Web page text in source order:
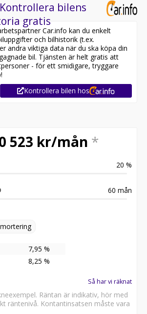
Denny Söderqvist 035 - 295 04 51
bilens
gratis
Car.info kan du enkelt
och bilhistorik (t.ex.
andra viktiga data när du ska köpa din
bil. Tjänsten är helt gratis att
- för ett smidigare, tryggare
Kontrollera bilen hos
523 kr/mån *
20 %
60 mån
7,95 %
8,25 %
Så har vi räknat
Räntan är indikativ, hör med
räntenivå. Kontantinsatsen måste vara